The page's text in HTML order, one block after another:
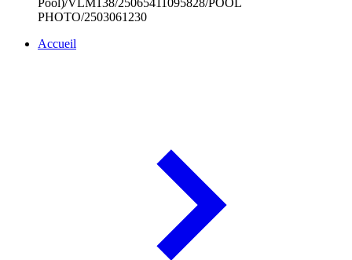
Pool)/VLM138/25065411095828/POOL
PHOTO/2503061230
Accueil